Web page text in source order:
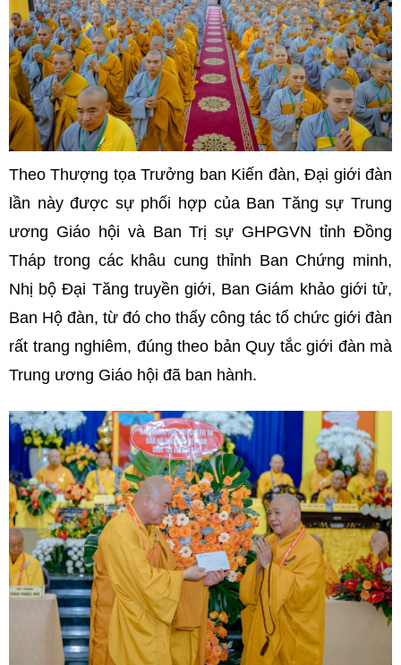
Theo Thượng tọa Trưởng ban Kiến đàn, Đại giới đàn
lần này được sự phối hợp của Ban Tăng sự Trung
ương Giáo hội và Ban Trị sự GHPGVN tỉnh Đồng
Tháp trong các khâu cung thỉnh Ban Chứng minh,
Nhị bộ Đại Tăng truyền giới, Ban Giám khảo giới tử,
Ban Hộ đàn, từ đó cho thấy công tác tổ chức giới đàn
rất trang nghiêm, đúng theo bản Quy tắc giới đàn mà
Trung ương Giáo hội đã ban hành.